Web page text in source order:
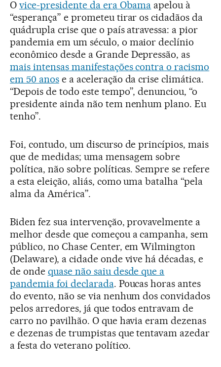
O vice-presidente da era Obama apelou à
“esperança” e prometeu tirar os cidadãos da
quádrupla crise que o país atravessa: a pior
pandemia em um século, o maior declínio
econômico desde a Grande Depressão, as
mais intensas manifestações contra o racismo
em 50 anose a aceleração da crise climática.
“Depois de todo este tempo”, denunciou, “o
presidente ainda não tem nenhum plano. Eu
tenho”.
Foi, contudo, um discurso de princípios, mais
que de medidas; uma mensagem sobre
política, não sobre políticas. Sempre se refere
a esta eleição, aliás, como uma batalha “pela
alma da América”.
Biden fez sua intervenção, provavelmente a
melhor desde que começou a campanha, sem
público, no Chase Center, em Wilmington
(Delaware), a cidade onde vive há décadas, e
de onde quase não saiu desde que a
pandemia foi declarada. Poucas horas antes
do evento, não se via nenhum dos convidados
pelos arredores, já que todos entravam de
carro no pavilhão. O que havia eram dezenas
e dezenas de trumpistas que tentavam azedar
a festa do veterano político.